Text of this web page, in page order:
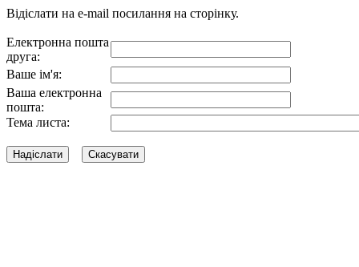
Відіслати на e-mail посилання на сторінку.
Електронна пошта
друга:
Ваше ім'я:
Ваша електронна
пошта:
Тема листа: